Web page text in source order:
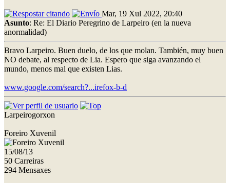
Mar, 19 Xul 2022, 20:40
Asunto: Re: El Diario Peregrino de Larpeiro (en la nueva
anormalidad)
Bravo Larpeiro. Buen duelo, de los que molan. También, muy buen
NO debate, al respecto de Lia. Espero que siga avanzando el
mundo, menos mal que existen Lias.
www.google.com/search?...irefox-b-d
Larpeirogorxon
Foreiro Xuvenil
15/08/13
50 Carreiras
294 Mensaxes